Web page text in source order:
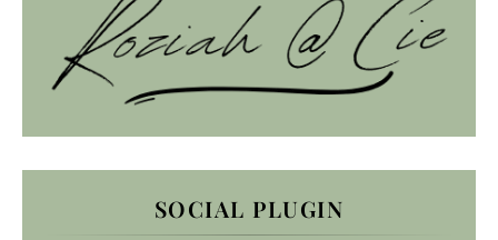
SOCIAL PLUGIN